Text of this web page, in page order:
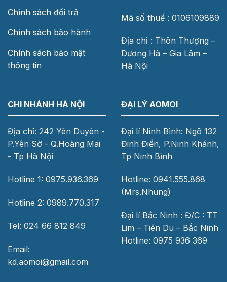
Chính sách đổi trả
Chính sách bảo hành
Chính sách bảo mật
thông tin
Mã số thuế : 0106109889
Địa chỉ : Thôn Thượng –
Dương Hà – Gia Lâm –
Hà Nội
CHI NHÁNH HÀ NỘI
Địa chỉ: 242 Yên Duyên -
P.Yên Sở - Q.Hoàng Mai
- Tp Hà Nội
Hotline 1: 0975.936.369
Hotline 2: 0989.770.317
Tel: 024 66 812 849
Email:
kd.aomoi@gmail.com
ĐẠI LÝ AOMOI
Đại lí Ninh Bình: Ngõ 132
Đinh Điền, P.Ninh Khánh,
Tp Ninh Bình
Hotline: 0941.555.868
(Mrs.Nhung)
Đại lí Bắc Ninh : Đ/C : TT
Lim – Tiên Du – Bắc Ninh
Hotline: 0975 936 369